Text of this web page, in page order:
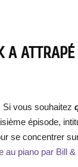
A
Si vous souhaitez
épisode,
se concentrer
piano par Bill